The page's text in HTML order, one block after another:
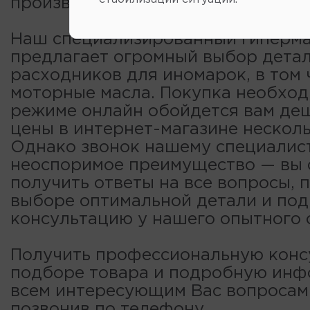
производителей.
Наш специализированный
предлагает огромный выбор
расходников для иномарок, в том
моторные масла. Покупка
режиме онлайн обойдется вам
цены в интернет-магазине
Однако звонок нашему
неоспоримое преимущество — вы
получить ответы на все вопросы,
выборе оптимальной детали и
консультацию у нашего опытного
Получить профессиональную
подборе товара и подробную
всем интересующим Вас